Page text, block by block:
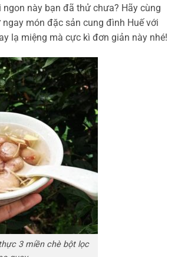
này bạn đã thử chưa? Hãy cùng
món đặc sản cung đình Huế với
lạ miệng mà cực kì đơn giản này nhé!
3 miền chè bột lọc